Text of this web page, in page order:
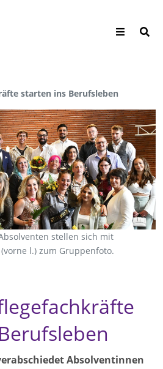
starten ins Berufsleben
stellen sich mit
l.) zum Gruppenfoto.
Absolventinnen